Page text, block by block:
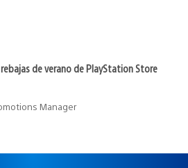
de verano de PlayStation Store
Manager